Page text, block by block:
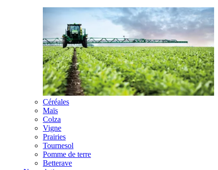
Céréales
Maïs
Colza
Vigne
Prairies
Tournesol
Pomme de terre
Betterave